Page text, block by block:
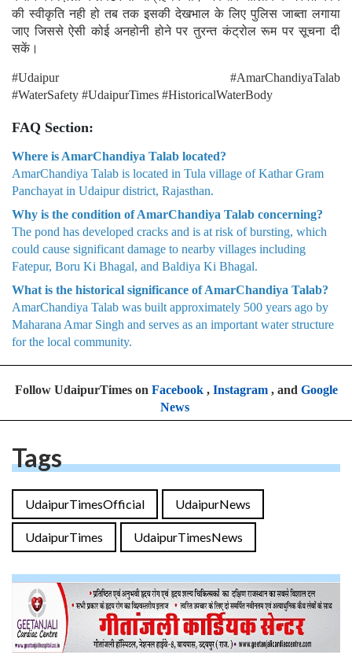
की स्वीकृति नही हो तब तक इसकी देखभाल के लिए पुलिस जाब्ता लगाया
जाए जिससे ऐसी कोई अनहोनी होने पर तुरन्त कंट्रोल रूम पर सूचना दी
सकें।
#Udaipur #AmarChandiyaTalab
#WaterSafety #UdaipurTimes #HistoricalWaterBody
FAQ Section:
Where is AmarChandiya Talab located?
AmarChandiya Talab is located in Tula village of Kathar Gram
Panchayat in Udaipur district, Rajasthan.
Why is the condition of AmarChandiya Talab concerning?
The pond has developed cracks and is at risk of bursting, which
could cause significant damage to nearby villages including
Fatepur, Boru Ki Bhagal, and Baldiya Ki Bhagal.
What is the historical significance of AmarChandiya Talab?
AmarChandiya Talab was built approximately 500 years ago by
Maharana Amar Singh and serves as an important water structure
for the local community.
Follow UdaipurTimes on Facebook, Instagram, and Google
News
Tags
UdaipurTimesOfficial UdaipurNews
UdaipurTimes UdaipurTimesNews